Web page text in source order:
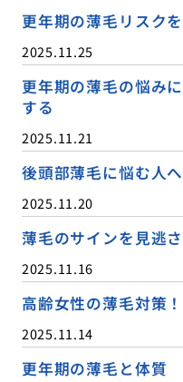
更年期の薄毛リスク
2025.11.25
更年期の薄毛の悩み
する
2025.11.21
後頭部薄毛に悩む人
2025.11.20
薄毛のサインを見逃
2025.11.16
高齢女性の薄毛対策
2025.11.14
更年期の薄毛と体質